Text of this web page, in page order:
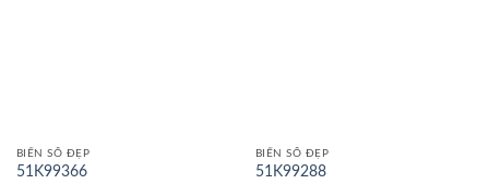
BIỂN SỐ ĐẸP
51K99366
BIỂN SỐ ĐẸP
51K99288